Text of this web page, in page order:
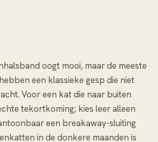
oogt mooi, maar de meeste
een klassieke gesp die niet
Voor een kat die naar buiten
tekortkoming; kies leer alleen
een breakaway-sluiting
in de donkere maanden is